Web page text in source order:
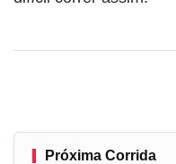
Próxima Corrida